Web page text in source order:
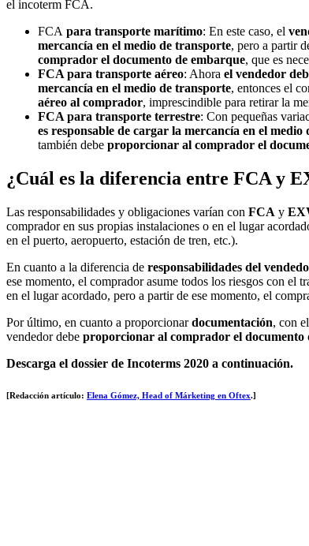
el incoterm FCA.
FCA para transporte marítimo: En este caso, el
mercancía en el medio de transporte, pero a partir
comprador el documento de embarque, que es
FCA para transporte aéreo: Ahora el vendedor
mercancía en el medio de transporte, entonces el
aéreo al comprador, imprescindible para retirar la
FCA para transporte terrestre: Con pequeñas
es responsable de cargar la mercancía en el medio
también debe proporcionar al comprador el
¿Cuál es la diferencia entre FCA y
Las responsabilidades y obligaciones varían con FCA y
comprador en sus propias instalaciones o en el lugar
en el puerto, aeropuerto, estación de tren, etc.).
En cuanto a la diferencia de responsabilidades del
ese momento, el comprador asume todos los riesgos con el
en el lugar acordado, pero a partir de ese momento, el
Por último, en cuanto a proporcionardocumentación, con
vendedor debe proporcionar al comprador el documento
Descarga el dossier de Incoterms 2020 a continuación.
[Redacción artículo: Elena Gómez, Head of Márketing en Oftex.]